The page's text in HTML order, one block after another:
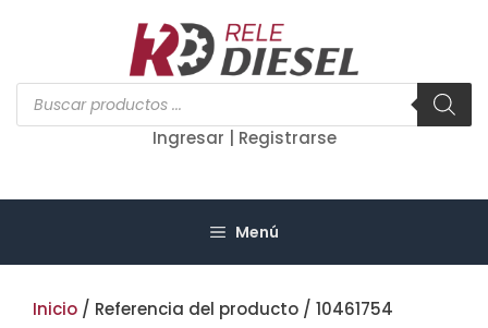
Búsqueda
de
productos
Ingresar | Registrarse
Menú
Inicio / Referencia del producto / 10461754